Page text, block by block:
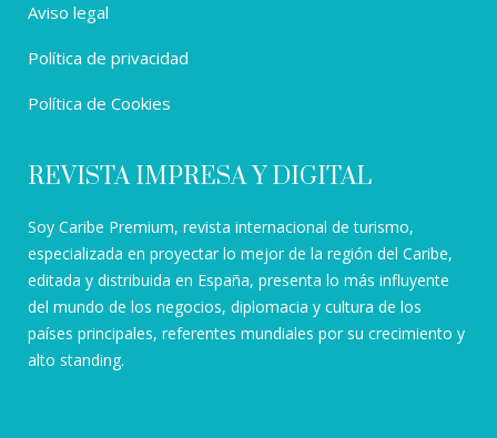
Aviso legal
Política de privacidad
Política de Cookies
REVISTA IMPRESA Y DIGITAL
Soy Caribe Premium, revista internacional de turismo,
especializada en proyectar lo mejor de la región del Caribe,
editada y distribuida en España, presenta lo más influyente
del mundo de los negocios, diplomacia y cultura de los
países principales, referentes mundiales por su crecimiento y
alto standing.